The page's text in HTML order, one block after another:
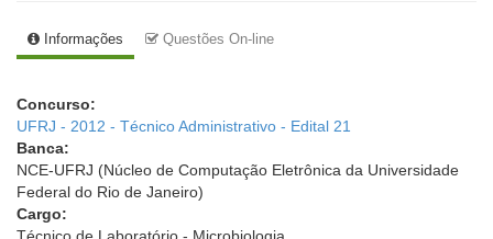
Informações Questões On-line
Concurso:
UFRJ - 2012 - Técnico Administrativo - Edital 21
Banca:
NCE-UFRJ (Núcleo de Computação Eletrônica da Universidade
Federal do Rio de Janeiro)
Cargo: